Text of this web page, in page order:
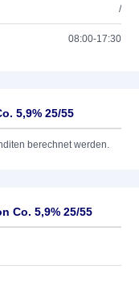
/
08:00-17:30
5,9% 25/55
berechnet werden.
Co. 5,9% 25/55